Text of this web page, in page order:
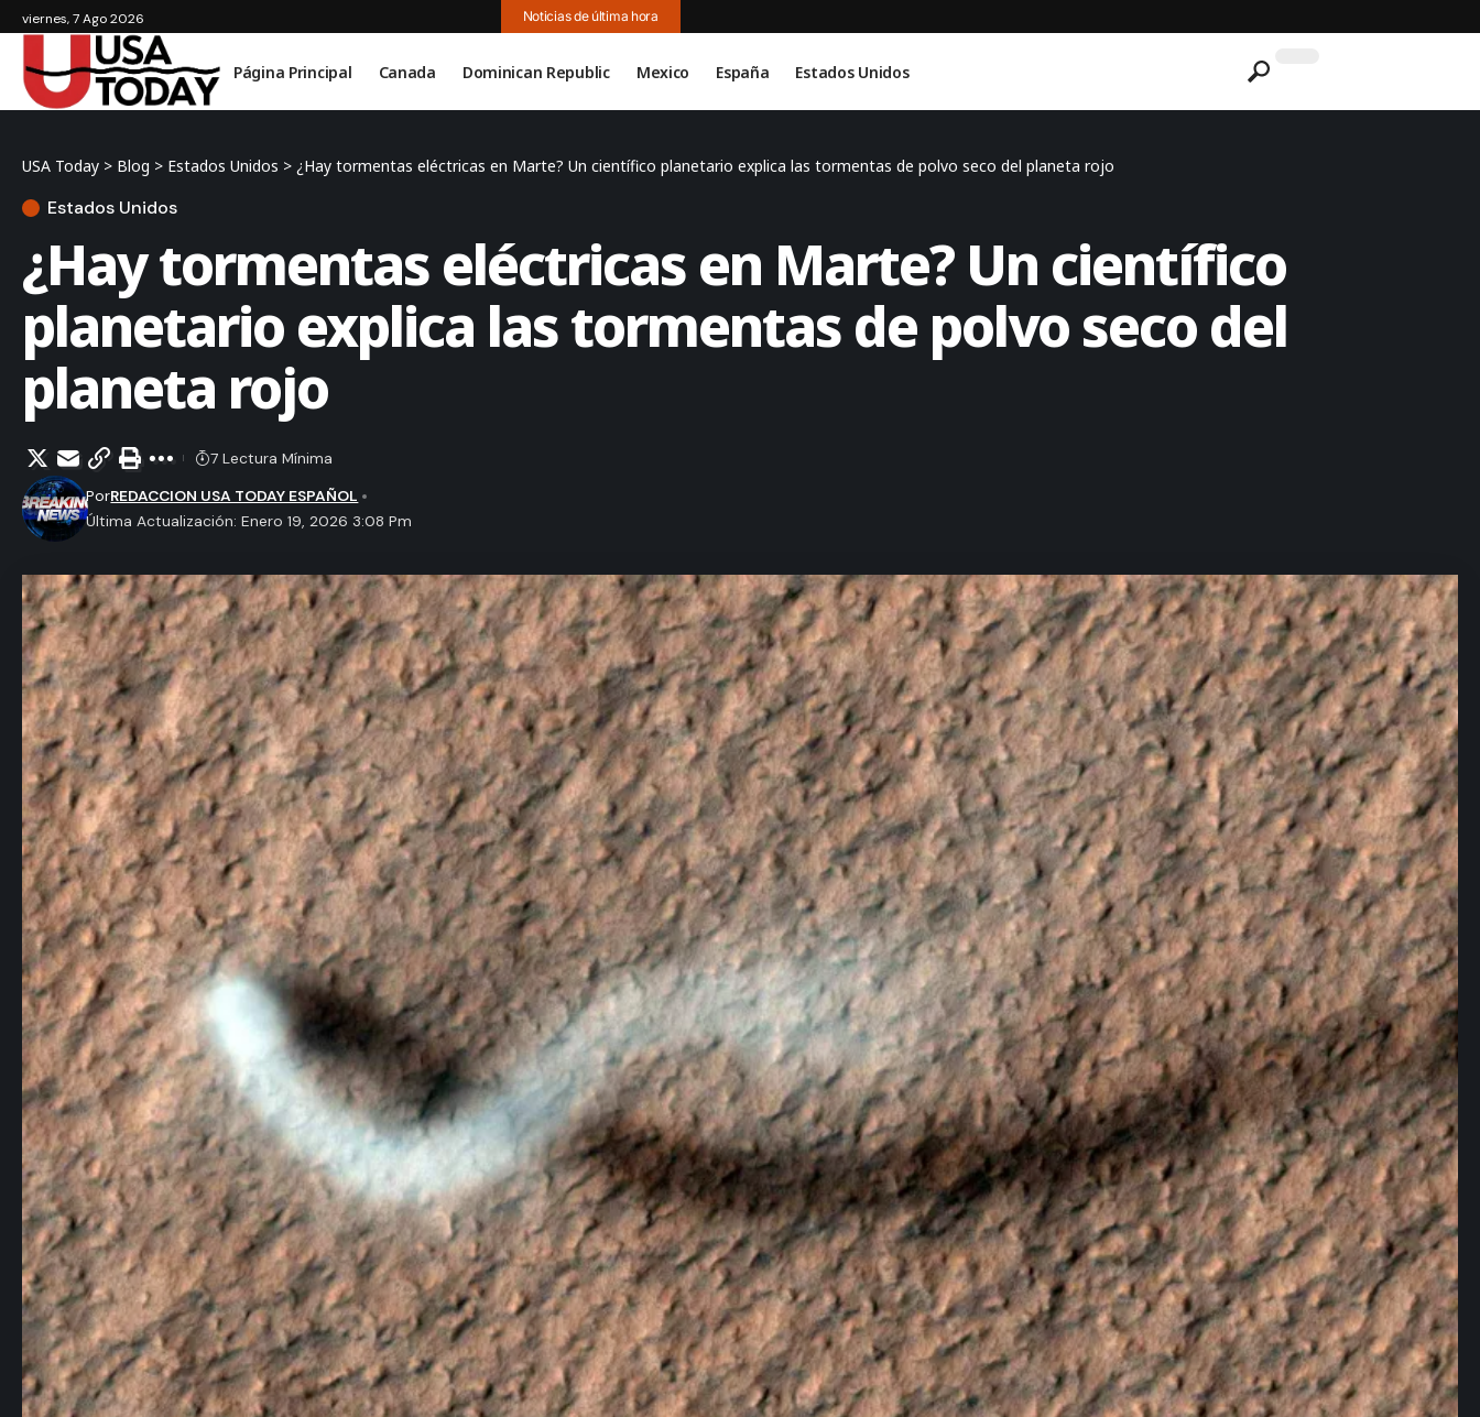
viernes, 7 Ago 2026 Noticias de última hora
Página Principal Canada Dominican Republic Mexico España Estados Unidos
USA Today > Blog > Estados Unidos > ¿Hay tormentas eléctricas en Marte? Un científico planetario explica las tormentas de polvo seco del planeta rojo
Estados Unidos
¿Hay tormentas eléctricas en Marte? Un científico
planetario explica las tormentas de polvo seco del
planeta rojo
Última Actualización: Enero 19, 2026 3:08 Pm
PorREDACCION USA TODAY ESPAÑOL
7 Lectura Mínima